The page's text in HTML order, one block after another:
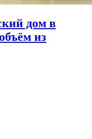
дом в
из